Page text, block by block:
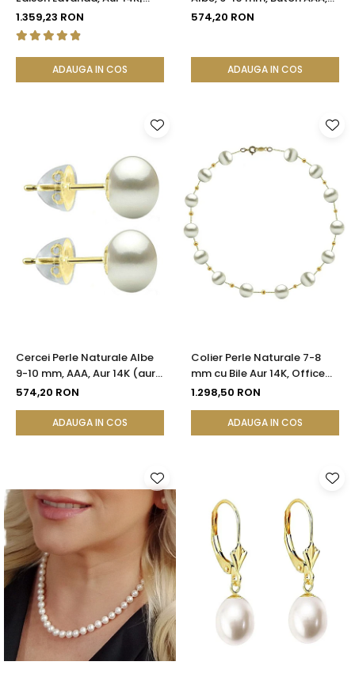
KASKADDA®
1.359,23 RON
ADAUGA IN COS
Aur 14K (aur 585), Tip Șurub |
574,20 RON
ADAUGA IN COS
Cercei Perle Naturale Albe
9-10 mm, AAA, Aur 14K (aur
585), Tip Șurub cu Fluturași
574,20 RON
ADAUGA IN COS
Colier Perle Naturale 7-8
mm cu Bile Aur 14K, Office
Elegant | KASKADDA®
1.298,50 RON
ADAUGA IN COS